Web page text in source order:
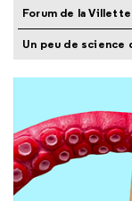
Forum de la Villette
Un peu de